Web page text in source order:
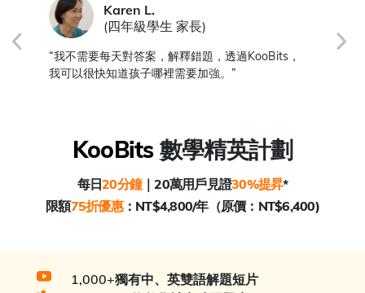
Karen L.
(四年級學生 家長)
“我不需要每天對答案，解釋錯題，透過KooBits，
我可以很快知道孩子哪裡需要加強。”
KooBits數學精英計劃
每日20分鐘｜20萬用戶見證30%提昇*
限額75折優惠：NT$4,800/年（原價：NT$6,400)
1,000+獨有中、英雙語解題短片